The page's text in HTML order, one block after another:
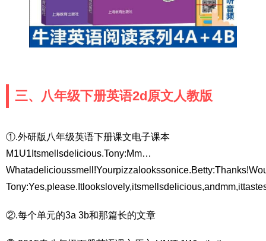
三、八年级下册英语2d原文人教版
①.外研版八年级英语下册课文电子课本
M1U1Itsmellsdelicious.Tony:Mm…
②.每个单元的3a 3b和那篇长的文章